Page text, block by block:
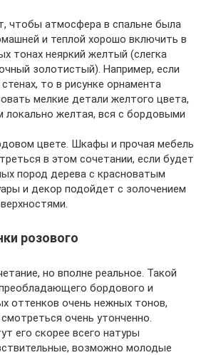
чтобы атмосфера в спальне была
и теплой хорошо включить в
тонах неяркий желтый (слегка
золотистый). Например, если
то в рисунке орнамента
мелкие детали желтого цвета,
локально желтая, вся с бордовыми
цвете. Шкафы и прочая мебель
в этом сочетании, если будет
пород дерева с красноватым
и декор подойдет с золочением
розового
но вполне реальное. Такой
бордового и
оттенков очень нежных тонов,
очень утонченно.
его скорее всего натуры
возможно молодые